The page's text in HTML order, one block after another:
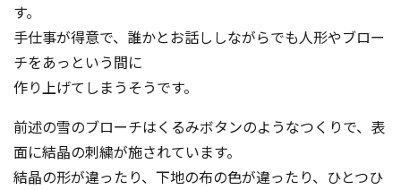
す。
手仕事が得意で、誰かとお話ししながらでも人形やブロー
チをあっという間に
作り上げてしまうそうです。
前述の雪のブローチはくるみボタンのようなつくりで、表
面に結晶の刺繍が施されています。
結晶の形が違ったり、下地の布の色が違ったり、ひとつひ